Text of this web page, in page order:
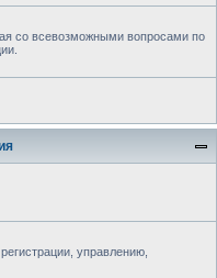
со всевозможными вопросами по
управлению,